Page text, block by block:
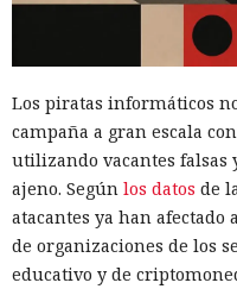
Los piratas informáticos
campaña a gran escala
utilizando vacantes falsas
ajeno. Según los datos de
atacantes ya han afectado
de organizaciones de los
educativo y de